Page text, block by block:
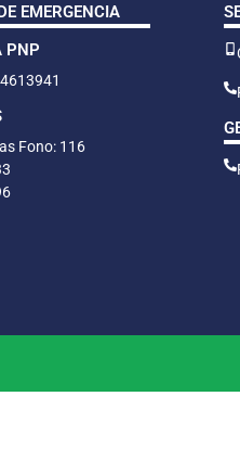
EMERGENCIA
PNP
Fono: 116